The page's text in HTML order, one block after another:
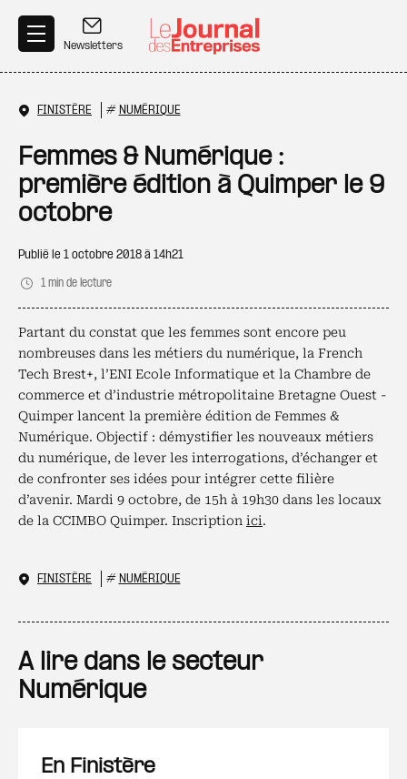
Newsletters
FINISTÈRE # NUMÉRIQUE
Femmes & Numérique :
première édition à Quimper le 9
octobre
Publié le 1 octobre 2018 à 14h21
1 min de lecture
Partant du constat que les femmes sont encore peu
nombreuses dans les métiers du numérique, la French
Tech Brest+, l’ENI Ecole Informatique et la Chambre de
commerce et d’industrie métropolitaine Bretagne Ouest -
Quimper lancent la première édition de Femmes &
Numérique. Objectif : démystifier les nouveaux métiers
du numérique, de lever les interrogations, d’échanger et
de confronter ses idées pour intégrer cette filière
d’avenir. Mardi 9 octobre, de 15h à 19h30 dans les locaux
de la CCIMBO Quimper. Inscription ici.
FINISTÈRE # NUMÉRIQUE
A lire dans le secteur
Numérique
En Finistère